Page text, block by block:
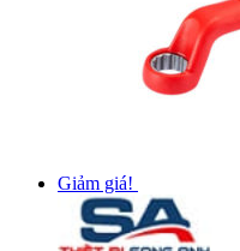
Giảm giá!